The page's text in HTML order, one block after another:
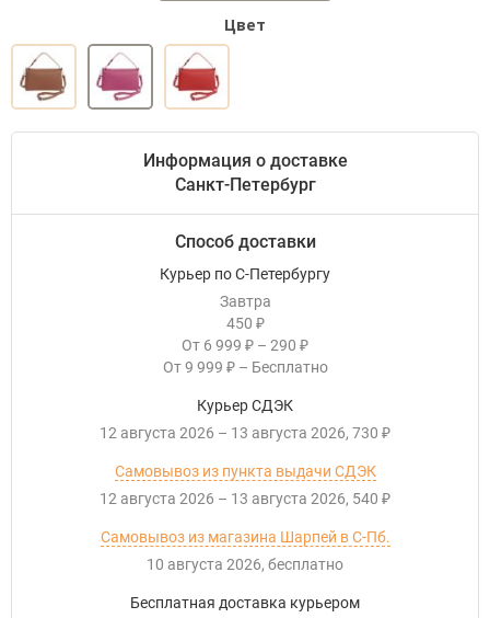
Цвет
Информация о доставке
Санкт-Петербург
Способ доставки
Курьер по С-Петербургу
Завтра
450 ₽
От 6 999 ₽ – 290 ₽
От 9 999 ₽ – Бесплатно
Курьер СДЭК
12 августа 2026 – 13 августа 2026 730 ₽
Самовывоз из пункта выдачи СДЭК
12 августа 2026 – 13 августа 2026 540 ₽
Самовывоз из магазина Шарпей в С-Пб.
10 августа 2026
Бесплатно
Бесплатная доставка курьером